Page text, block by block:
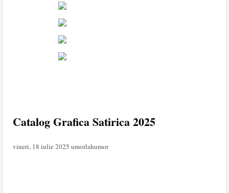
Catalog Grafica Satirica 2025
vineri, 18 iulie 2025 umorlahumor